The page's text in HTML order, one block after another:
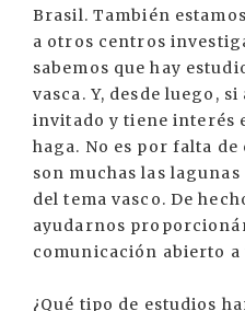
Brasil. También
a otros centros
sabemos que hay
vasca. Y, desde luego,
invitado y tiene interés
haga. No es por falta
son muchas las
del tema vasco. De
ayudarnos
comunicación abierto a
¿Qué tipo de estudios